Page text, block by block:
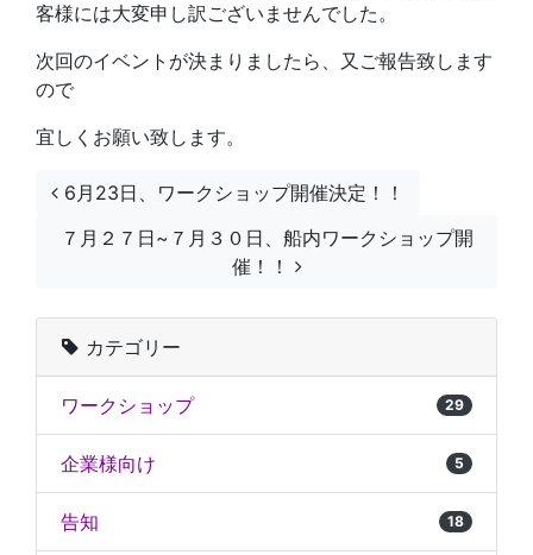
客様には大変申し訳ございませんでした。
次回のイベントが決まりましたら、又ご報告致します
ので
宜しくお願い致します。
投稿ナビゲーション
6月23日、ワークショップ開催決定！！
７月２７日~７月３０日、船内ワークショップ開
催！！
カテゴリー
ワークショップ 29
企業様向け 5
告知 18